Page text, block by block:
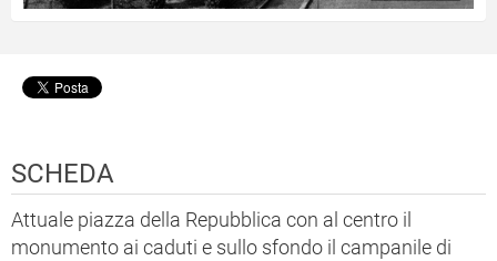
SCHEDA
Attuale piazza della Repubblica con al centro il
monumento ai caduti e sullo sfondo il campanile di